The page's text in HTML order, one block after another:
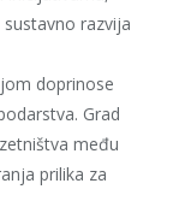
razvija
doprinose
Grad
među
prilika za